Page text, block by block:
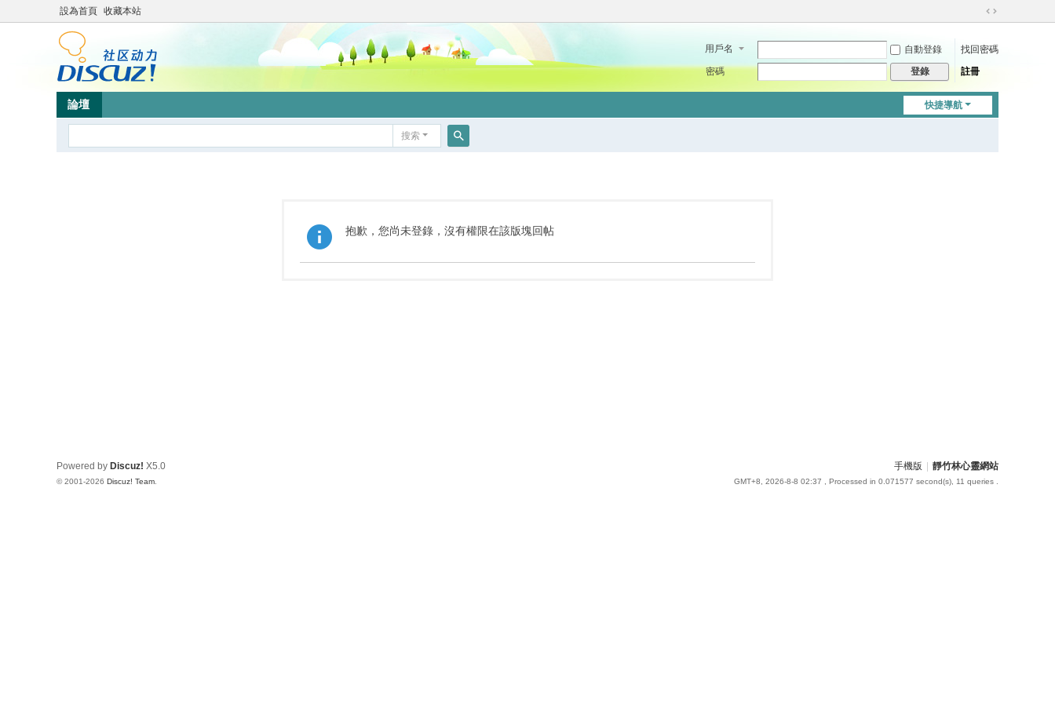
設為首頁 收藏本站
切
到
用戶名 自動登錄
找回密碼
密碼
登錄 註冊
快捷導航
論壇
搜索
抱歉，您尚未登錄，沒有權限在該版塊回帖
手機版 靜竹林心靈網站
GMT+8, 2026-8-8 02:37 , Processed in 0.071577 second(s), 11 queries .
Powered by Discuz! X5.0
© 2001-2026 Discuz! Team